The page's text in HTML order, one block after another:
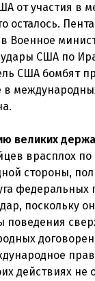
от участия в
осталось.
Военное
США по
США бомбят
в
великих
врасплох
стороны,
федеральных
поскольку
поведения
действиях не